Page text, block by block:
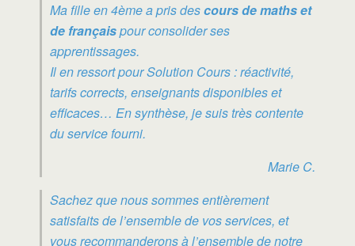
Ma fille en 4ème a pris descours de maths et
de françaispour consolider ses
apprentissages.
Il en ressort pour Solution Cours : réactivité,
tarifs corrects, enseignants disponibles et
efficaces… En synthèse, je suis très contente
du service fourni.
Marie C.
Sachez que nous sommes entièrement
satisfaits de l’ensemble de vos services, et
vous recommanderons à l’ensemble de notre